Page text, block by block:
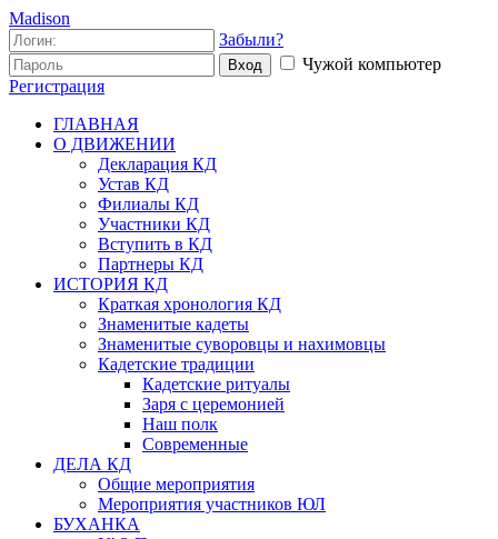
Madison
Забыли?
Вход
Чужой компьютер
Регистрация
ГЛАВНАЯ
О ДВИЖЕНИИ
Декларация КД
Устав КД
Филиалы КД
Участники КД
Вступить в КД
Партнеры КД
ИСТОРИЯ КД
Краткая хронология КД
Знаменитые кадеты
Знаменитые суворовцы и нахимовцы
Кадетские традиции
Кадетские ритуалы
Заря с церемонией
Наш полк
Современные
ДЕЛА КД
Общие мероприятия
Мероприятия участников ЮЛ
БУХАНКА